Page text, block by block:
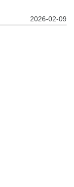
2026-02-09